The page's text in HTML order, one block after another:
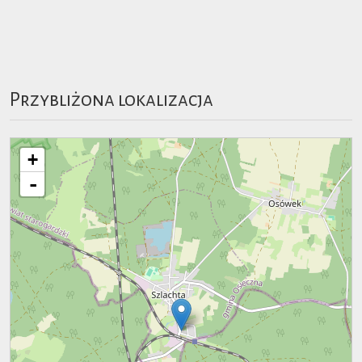
Przybliżona lokalizacja
+
-